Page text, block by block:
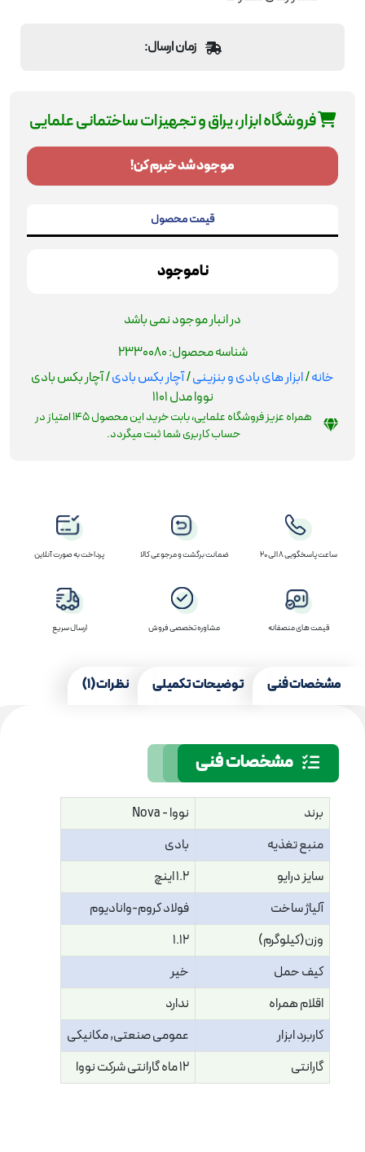
زمان ارسال:
فروشگاه ابزار، یراق و تجهیزات ساختمانی علمایی
موجود شد خبرم کن!
قیمت محصول
ناموجود
در انبار موجود نمی باشد
شناسه محصول:2330080
خانه/ابزار های بادی و بنزینی/آچار بکس بادی/ آچار بکس بادی
نووا مدل 1101
همراه عزیز فروشگاه علمایی، بابت خرید این محصول145امتیاز در
حساب کاربری شما ثبت میگردد.
ساعت پاسخگویی 8 الی 20 ضمانت برگشت و مرجوعی کالا پرداخت به صورت آنلاین
قیمت های منصفانه مشاوره تخصصی فروش ارسال سریع
مشخصات فنی توضیحات تکمیلی نظرات (1)
مشخصات فنی
برند
نووا - Nova
منبع تغذیه
بادی
سایز درایو
1.2 اینچ
آلیاژ ساخت
فولاد کروم-وانادیوم
وزن(کیلوگرم)
1.12
کیف حمل
خیر
اقلام همراه
ندارد
کاربرد ابزار
عمومی صنعتی, مکانیکی
گارانتی
12 ماه گارانتی شرکت نووا